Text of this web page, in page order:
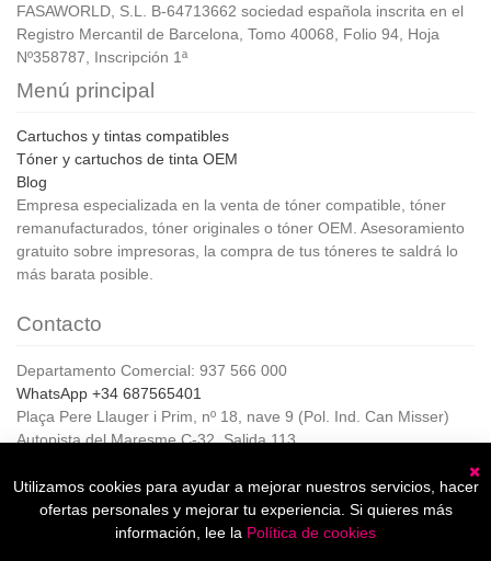
FASAWORLD, S.L. B-64713662 sociedad española inscrita en el
Registro Mercantil de Barcelona, Tomo 40068, Folio 94, Hoja
Nº358787, Inscripción 1ª
Menú principal
Cartuchos y tintas compatibles
Tóner y cartuchos de tinta OEM
Blog
Empresa especializada en la venta de tóner compatible, tóner
remanufacturados, tóner originales o tóner OEM. Asesoramiento
gratuito sobre impresoras, la compra de tus tóneres te saldrá lo
más barata posible.
Contacto
Departamento Comercial: 937 566 000
WhatsApp +34 687565401
Plaça Pere Llauger i Prim, nº 18, nave 9 (Pol. Ind. Can Misser)
Autopista del Maresme C-32, Salida 113
Horario de Atención al cliente:
De lunes a jueves de 8:00 a 17:00,
Viernes de 8:00 a 15:00
Utilizamos cookies para ayudar a mejorar nuestros servicios, hacer
ofertas personales y mejorar tu experiencia. Si quieres más
información, lee la Política de cookies